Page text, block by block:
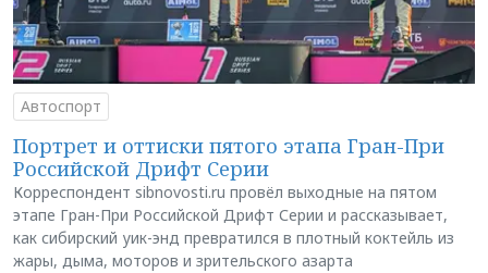
Автоспорт
Портрет и оттиски пятого этапа Гран-При
Российской Дрифт Серии
Корреспондент sibnovosti.ru провёл выходные на пятом
этапе Гран-При Российской Дрифт Серии и рассказывает,
как сибирский уик-энд превратился в плотный коктейль из
жары, дыма, моторов и зрительского азарта